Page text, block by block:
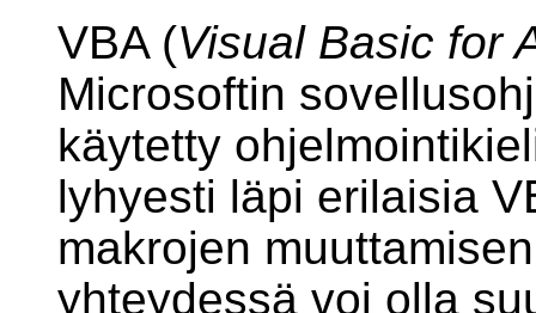
VBA (Visual Basic for
Microsoftin
käytetty
lyhyesti läpi erilaisia
makrojen
yhteydessä voi olla